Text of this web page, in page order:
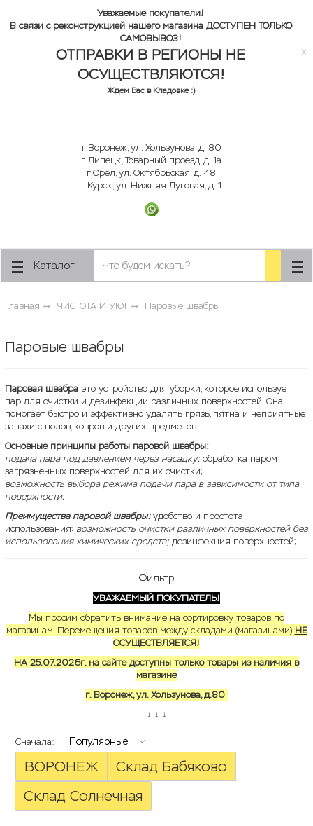
Уважаемые покупатели!
В связи с реконструкцией нашего магазина ДОСТУПЕН ТОЛЬКО
САМОВЫВОЗ!
ОТПРАВКИ В РЕГИОНЫ НЕ
ОСУЩЕСТВЛЯЮТСЯ!
Ждем Вас в Кладовке :)
x
г.Воронеж, ул. Хользунова, д. 80
г.Липецк, Товарный проезд, д. 1а
г.Орёл, ул. Октябрьская, д. 48
г.Курск, ул. Нижняя Луговая, д. 1
Каталог
Главная ЧИСТОТА И УЮТ Паровые швабры
Паровые швабры
Паровая швабра это устройство для уборки, которое использует
пар для очистки и дезинфекции различных поверхностей. Она
помогает быстро и эффективно удалять грязь, пятна и неприятные
запахи с полов, ковров и других предметов.
Основные принципы работы паровой швабры:
подача пара под давлением через насадку;обработка паром
загрязнённых поверхностей для их очистки;
возможность выбора режима подачи пара в зависимости от типа
поверхности.
Преимущества паровой швабры:удобство и простота
использования; возможность очистки различных поверхностей без
использования химических средств;дезинфекция поверхностей;
Фильтр
УВАЖАЕМЫЙ ПОКУПАТЕЛЬ!
Мы просим обратить внимание на сортировку товаров по
магазинам. Перемещения товаров между складами (магазинами) НЕ
ОСУЩЕСТВЛЯЕТСЯ!
НА 25.07.2026г. на сайте доступны только товары из наличия в
магазине
г. Воронеж, ул. Хользунова, д.80
↓ ↓ ↓
Сначала: Популярные
ВОРОНЕЖ
Склад Бабяково
Склад Солнечная